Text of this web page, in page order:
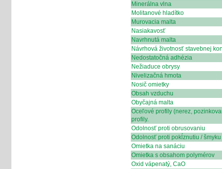
Minerálna vlna
Molitanové hladítko
Murovacia malta
Nasiakavosť
Navrhnutá malta
Návrhová životnosť stavebnej
Nedostatočná adhézia
Nežiaduce obrysy
Nivelizačná hmota
Nosič omietky
Obsah vzduchu
Obyčajná malta
Oceľové profily (nerez,
profily.
Odolnosť proti obrusovaniu
Odolnosť proti pokĺznutiu / šmyku
Omietka na sanáciu
Omietka s obsahom polymérov
Oxid vápenatý, CaO